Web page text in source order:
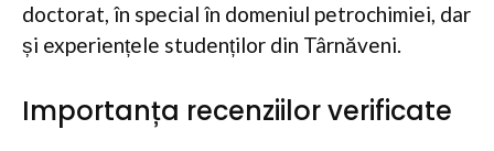
doctorat, în special în domeniul petrochimiei, dar
și experiențele studenților din Târnăveni.
Importanța recenziilor verificate